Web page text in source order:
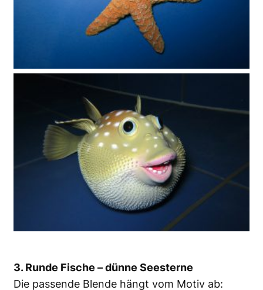
3. Runde Fische – dünne Seesterne
Die passende Blende hängt vom Motiv ab: